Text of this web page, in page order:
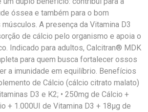
óssea e também para o bom
A presença da Vitamina D3
de cálcio pelo organismo e apoia o
Indicado para adultos, Calcitran® MDK
para quem busca fortalecer ossos
a imunidade em equilíbrio. Benefícios
de Cálcio (cálcio citrato malato)
D3 e K2; • 250mg de Cálcio +
+ 1.000UI de Vitamina D3 + 18µg de